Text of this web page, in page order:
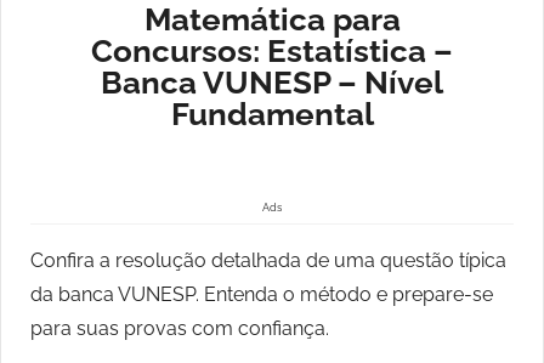
Matemática para
Concursos: Estatística –
Banca VUNESP – Nível
Fundamental
Ads
Confira a resolução detalhada de uma questão típica
da banca VUNESP. Entenda o método e prepare-se
para suas provas com confiança.